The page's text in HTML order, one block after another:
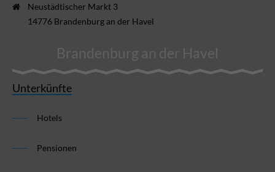
Neustädtischer Markt 3
14776 Brandenburg an der Havel
Brandenburg an der Havel
Unterkünfte
Hotels
Pensionen